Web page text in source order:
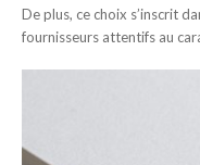
De plus, ce choix s’inscrit
fournisseurs attentifs au